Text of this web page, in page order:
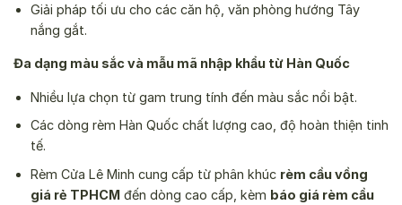
Giải pháp tối ưu cho các căn hộ, văn phòng hướng Tây
nắng gắt.
Đa dạng màu sắc và mẫu mã nhập khẩu từ Hàn Quốc
Nhiều lựa chọn từ gam trung tính đến màu sắc nổi bật.
Các dòng rèm Hàn Quốc chất lượng cao, độ hoàn thiện tinh
tế.
Rèm Cửa Lê Minh cung cấp từ phân khúc rèm cầu vồng
giá rẻ TPHCMđến dòng cao cấp, kèm báo giá rèm cầu